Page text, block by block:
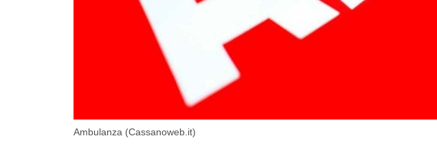
Ambulanza (Cassanoweb.it)